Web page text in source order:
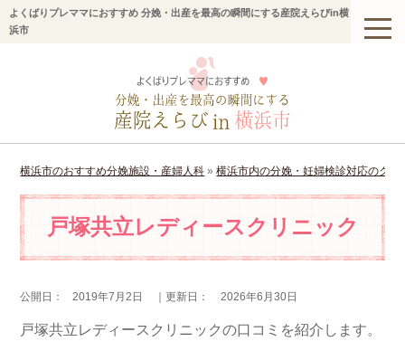
よくばりプレママにおすすめ 分娩・出産を最高の瞬間にする産院えらびin横
浜市
横浜市のおすすめ分娩施設・産婦人科 »横浜市内の分娩・妊婦検診対応のクリ
戸塚共立レディースクリニック
公開日： 2019年7月2日 ｜更新日： 2026年6月30日
戸塚共立レディースクリニックの口コミを紹介します。